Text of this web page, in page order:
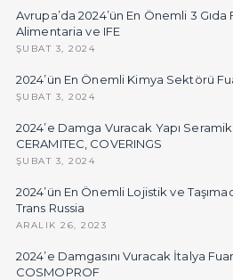
Avrupa’da 2024’ün En Önemli 3 Gıda
Alimentaria ve IFE
ŞUBAT 3, 2024
2024’ün En Önemli Kimya Sektörü
ŞUBAT 3, 2024
2024’e Damga Vuracak Yapı Seramik
CERAMITEC, COVERINGS
ŞUBAT 3, 2024
2024’ün En Önemli Lojistik ve
Trans Russia
ARALIK 26, 2023
2024’e Damgasını Vuracak İtalya
COSMOPROF